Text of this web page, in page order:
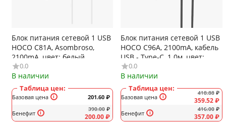
Блок питания сетевой 1 USB
HOCO C81A, Asombroso,
2100mA, цвет: белый
0.0
В наличии
Таблица цен:
Базовая цена
Бенефит
201.60 ₽
390.00 ₽
200.00₽
Блок питания сетевой 1 USB
HOCO C96A, 2100mA, кабель
USB - Type-C, 1.0м, цвет:
чёрный
0.0
В наличии
Таблица цен:
Базовая цена
Бенефит
418.88 ₽
359.52₽
416.00 ₽
357.00₽